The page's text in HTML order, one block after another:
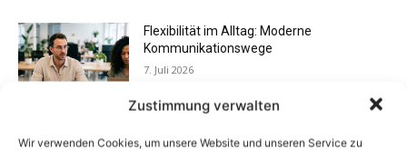
Zustimmung verwalten
Wir verwenden Cookies, um unsere Website und unseren Service zu
Flexibilität im Alltag: Moderne
Kommunikationswege
7. Juli 2026